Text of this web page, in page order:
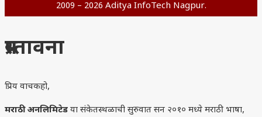
2009 – 2026 Aditya InfoTech Nagpur.
प्रस्तावना
प्रिय वाचकहो,
मराठी अनलिमिटेड या संकेतस्थळाची सुरुवात सन २०१० मध्ये मराठी भाषा,